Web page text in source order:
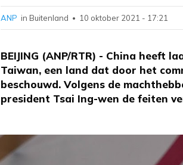
BEIJING (ANP/RTR) - China heeft
Taiwan, een land dat door het
beschouwd. Volgens de
president Tsai Ing-wen de feiten
ANP in Buitenland • 10 oktober 2021 - 17:21